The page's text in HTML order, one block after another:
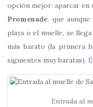
opción mejor: aparcar en
Promenade, que
playa o el muelle, se
más barato (la primera
siguientes muy baratas).
Entrada al